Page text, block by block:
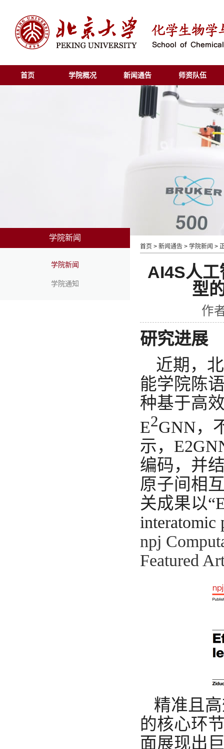
首页 学院概况 新闻通告 师资队伍
学院新闻
学院新闻
学院通知
首页 > 新闻通告 > 学院新闻 >
AI4S人
型
作
研究进展
近期，
能学院陈
种基于高
E2GNN，
示，
编码，并
原子间相
关成果以
interatomic
npj
Featured
精准且
的核心环
面展现出